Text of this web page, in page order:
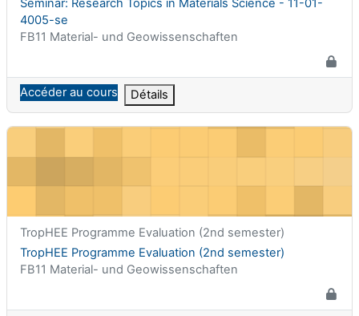
Seminar: Research Topics in Materials Science - 11-01-
4005-se
Catégorie de cours
FB11 Material- und Geowissenschaften
Accéder au cours Détails
TropHEE Programme Evaluation (2nd semester)
Nom abrégé du cours
TropHEE Programme Evaluation (2nd semester)
Nom du cours
TropHEE Programme Evaluation (2nd semester)
Catégorie de cours
FB11 Material- und Geowissenschaften